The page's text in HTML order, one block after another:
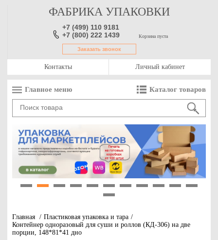
ФАБРИКА УПАКОВКИ
+7 (499) 110 9181
+7 (800) 222 1439
Заказать звонок
Корзина пуста
Контакты Личный кабинет
Главное меню Каталог товаров
Главная / Пластиковая упаковка и тара /
Контейнер одноразовый для суши и роллов (КД-306) на две
порции, 148*81*41 дно